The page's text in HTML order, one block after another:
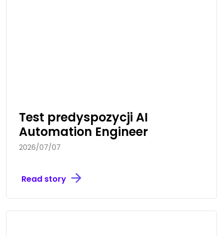
Test predyspozycji AI
Automation Engineer
2026/07/07
Read story